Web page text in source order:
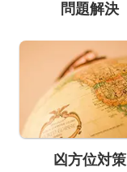
問題解決
凶方位対策